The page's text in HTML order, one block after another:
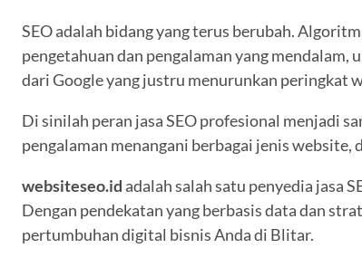
SEO adalah bidang yang terus berubah.
pengetahuan dan pengalaman yang
dari Google yang justru menurunkan peringkat
Di sinilah peran jasa SEO profesional menjadi
pengalaman menangani berbagai jenis
websiteseo.id adalah salah satu penyedia jasa
Dengan pendekatan yang berbasis data dan
pertumbuhan digital bisnis Anda di Blitar.